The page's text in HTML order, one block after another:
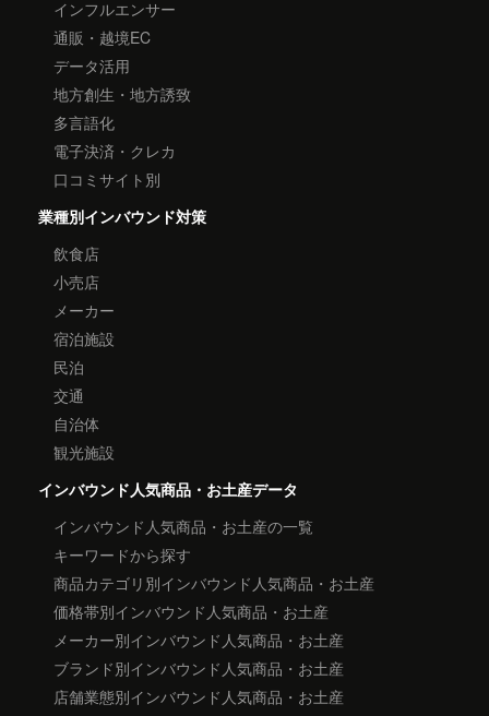
インフルエンサー
通販・越境EC
データ活用
地方創生・地方誘致
多言語化
電子決済・クレカ
口コミサイト別
業種別インバウンド対策
飲食店
小売店
メーカー
宿泊施設
民泊
交通
自治体
観光施設
インバウンド人気商品・お土産データ
インバウンド人気商品・お土産の一覧
キーワードから探す
商品カテゴリ別インバウンド人気商品・お土産
価格帯別インバウンド人気商品・お土産
メーカー別インバウンド人気商品・お土産
ブランド別インバウンド人気商品・お土産
店舗業態別インバウンド人気商品・お土産